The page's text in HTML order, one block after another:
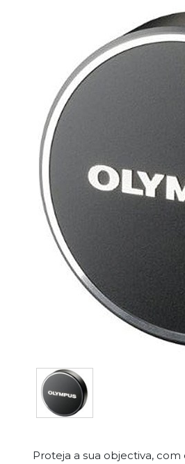
Proteja a sua objectiva,